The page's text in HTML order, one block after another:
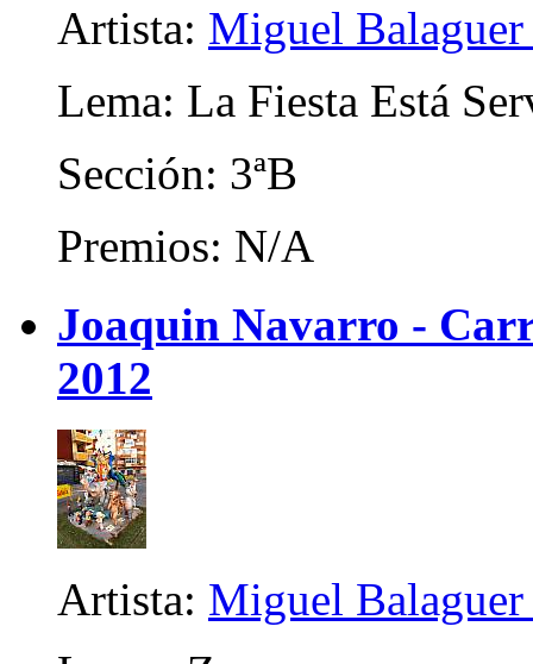
Artista: Miguel
Lema: La Fiesta Está
Sección: 3ªB
Premios: N/A
Joaquin Navarro -
2012
Artista: Miguel